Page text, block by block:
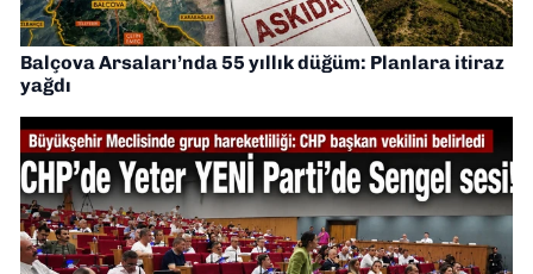
Balçova Arsaları’nda 55 yıllık düğüm: Planlara itiraz
yağdı